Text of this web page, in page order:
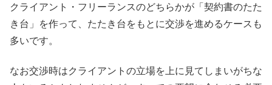
クライアント・フリーランスのどちらかが「契約書のたた
き台」を作って、たたき台をもとに交渉を進めるケースも
多いです。
なお交渉時はクライアントの立場を上に見てしまいがちな